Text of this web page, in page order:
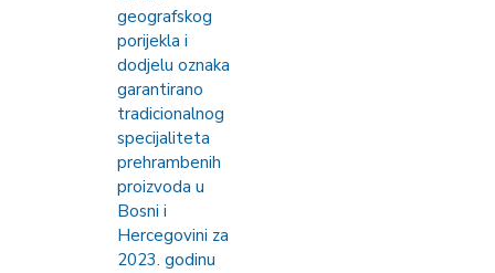
geografskog
porijekla i
dodjelu oznaka
garantirano
tradicionalnog
specijaliteta
prehrambenih
proizvoda u
Bosni i
Hercegovini za
2023. godinu